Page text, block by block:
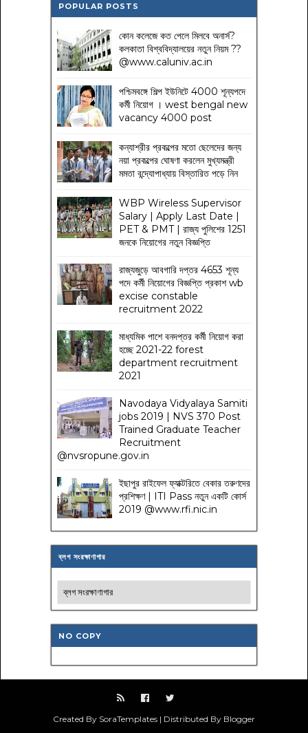
POPULAR POSTS
কোন কলেজে কত পেলে মিলবে অনার্স?
কলকাতা বিশ্ববিদ্যালয়ের নতুন নিয়ম??
@www.caluniv.ac.in
পশ্চিমবঙ্গে শিল্প ইউনিটে 4000 শূন্যপদে
কর্মী নিয়োগ । west bengal new
vacancy 4000 post
কন্যাশ্রীর প্রকল্পের মতো ছেলেদের জন্য
নয়া প্রকল্পের ঘোষণা করলেন মুখ্যমন্ত্রী
মমতা বন্দ্যোপাধ্যায় বিস্তারিত পড়ে নিন
WBP Wireless Supervisor
Salary | Apply Last Date |
PET & PMT | রাজ্য পুলিশের 1251
জনকে নিয়োগের নতুন বিজ্ঞপ্তি
রাজ্যজুড়ে আবগারি দপ্তর 4653 শূন্য
পদে কর্মী নিয়োগের বিজ্ঞপ্তি প্রকাশ wb
excise constable
recruitment 2022
মাধ্যমিক পাশে বনদপ্তর কর্মী নিয়োগ করা
হচ্ছে 2021-22 forest
department recruitment
2021
Navodaya Vidyalaya Samiti
jobs 2019 | NVS 370 Post
Trained Graduate Teacher
Recruitment
@nvsropune.gov.in
ইছাপুর রাইফেল ফ্যাক্টরিতে বেকার তরুণদের
প্রশিক্ষণ | ITI Pass নতুন একটি কোর্স
2019 @www.rfi.nic.in
ব্লগ সংরক্ষাণাগার
NO COPY
Created By SoraTemplates | Distributed By Blogger